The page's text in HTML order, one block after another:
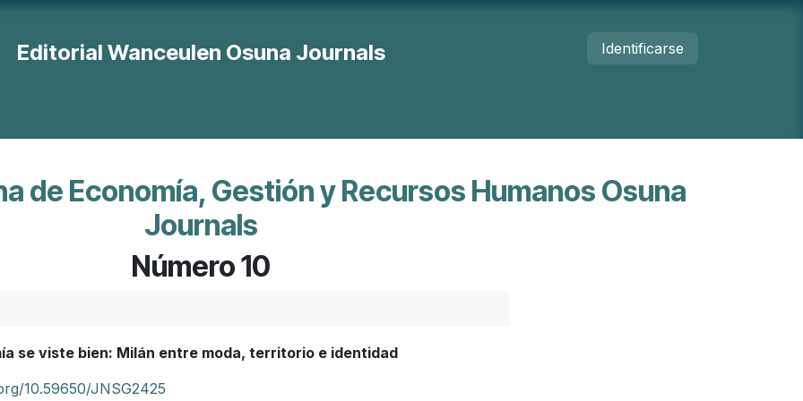
Editorial Wanceulen Osuna Journals Identificarse
de Economía, Gestión y Recursos Humanos Osuna
Journals
Número 10
se viste bien: Milán entre moda, territorio e identidad​
10.59650/JNSG2425